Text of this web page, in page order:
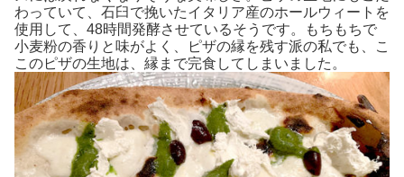
わっていて、石臼で挽いたイタリア産のホールウィートを
使用して、48時間発酵させているそうです。もちもちで
小麦粉の香りと味がよく、ピザの縁を残す派の私でも、こ
このピザの生地は、縁まで完食してしまいました。